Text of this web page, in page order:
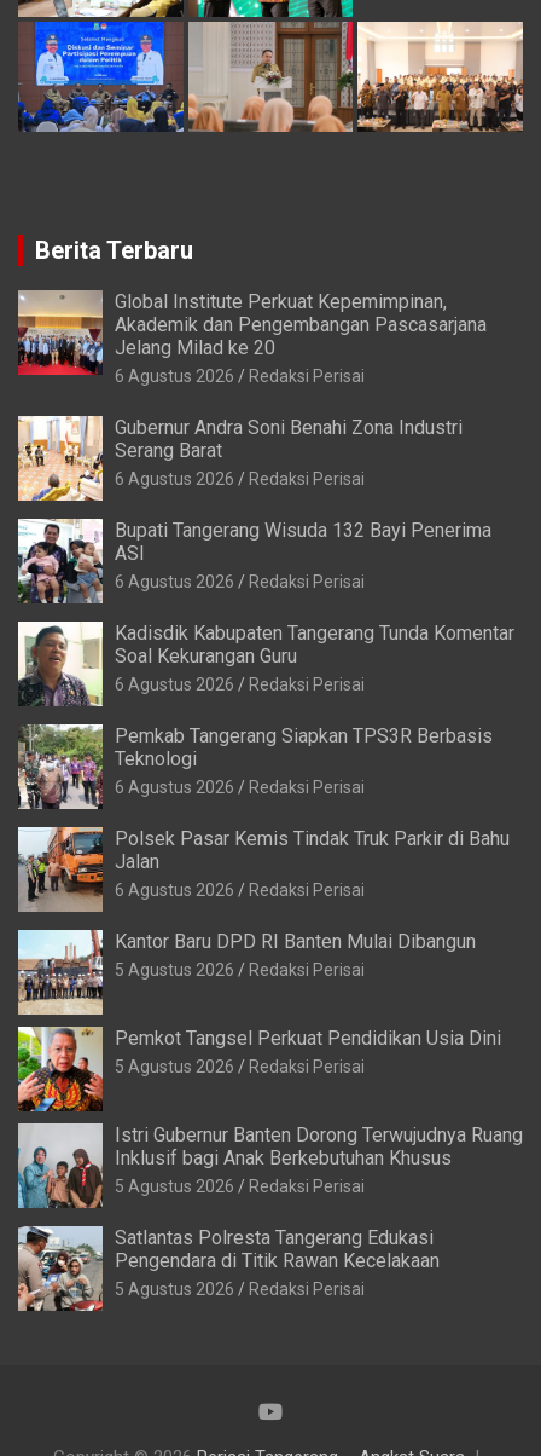
Berita Terbaru
Global Institute Perkuat Kepemimpinan,
Akademik dan Pengembangan Pascasarjana
Jelang Milad ke 20
6 Agustus 2026 Redaksi Perisai
Gubernur Andra Soni Benahi Zona Industri
Serang Barat
6 Agustus 2026 Redaksi Perisai
Bupati Tangerang Wisuda 132 Bayi Penerima
ASI
6 Agustus 2026 Redaksi Perisai
Kadisdik Kabupaten Tangerang Tunda Komentar
Soal Kekurangan Guru
6 Agustus 2026 Redaksi Perisai
Pemkab Tangerang Siapkan TPS3R Berbasis
Teknologi
6 Agustus 2026 Redaksi Perisai
Polsek Pasar Kemis Tindak Truk Parkir di Bahu
Jalan
6 Agustus 2026 Redaksi Perisai
Kantor Baru DPD RI Banten Mulai Dibangun
5 Agustus 2026 Redaksi Perisai
Pemkot Tangsel Perkuat Pendidikan Usia Dini
5 Agustus 2026 Redaksi Perisai
Istri Gubernur Banten Dorong Terwujudnya Ruang
Inklusif bagi Anak Berkebutuhan Khusus
5 Agustus 2026 Redaksi Perisai
Satlantas Polresta Tangerang Edukasi
Pengendara di Titik Rawan Kecelakaan
5 Agustus 2026 Redaksi Perisai